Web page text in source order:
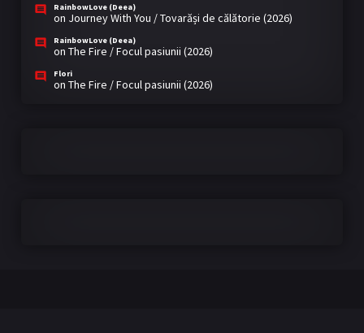
RainbowLove (Deea)
on Journey With You / Tovarăși de călătorie (2026)
RainbowLove (Deea)
on The Fire / Focul pasiunii (2026)
Flori
on The Fire / Focul pasiunii (2026)